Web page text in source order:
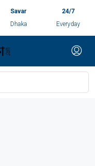
Savar
Dhaka
24/7
Everyday